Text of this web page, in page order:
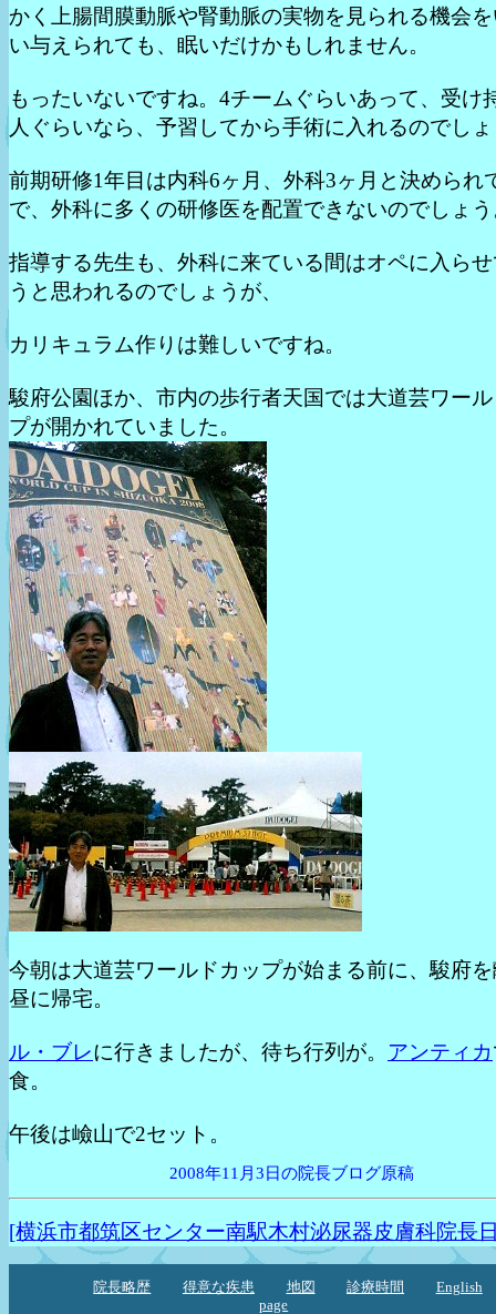
かく上腸間膜動脈や腎動脈の実物を見られる機会
い与えられても、眠いだけかもしれません。
もったいないですね。4チームぐらいあって、受け
人ぐらいなら、予習してから手術に入れるのでし
前期研修1年目は内科6ヶ月、外科3ヶ月と決められ
で、外科に多くの研修医を配置できないのでしょ
指導する先生も、外科に来ている間はオペに入ら
うと思われるのでしょうが、
カリキュラム作りは難しいですね。
駿府公園ほか、市内の歩行者天国では大道芸ワー
プが開かれていました。
今朝は大道芸ワールドカップが始まる前に、駿府
昼に帰宅。
ル・ブレに行きましたが、待ち行列が。 アンティカ
食。
午後は嶮山で2セット。
2008年11月3日の院長ブログ原稿
[横浜市都筑区センター南駅木村泌尿器皮膚科院長
院長略歴 得意な疾患 地図 診療時間
English
page